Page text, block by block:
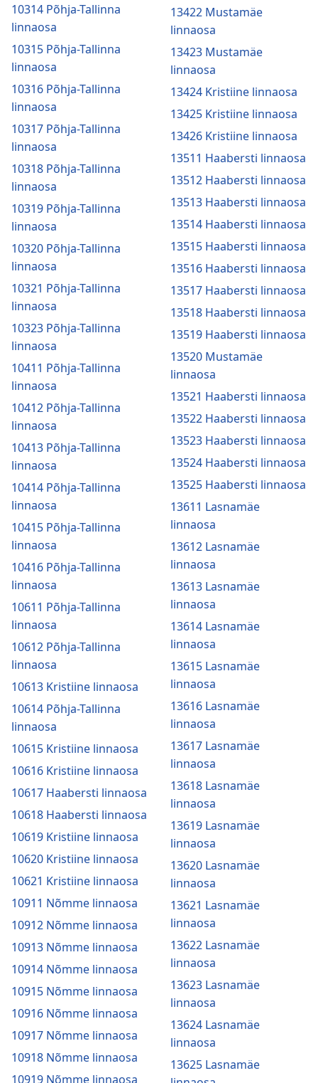
10314 Põhja-Tallinna
linnaosa
10315 Põhja-Tallinna
linnaosa
10316 Põhja-Tallinna
linnaosa
10317 Põhja-Tallinna
linnaosa
10318 Põhja-Tallinna
linnaosa
10319 Põhja-Tallinna
linnaosa
10320 Põhja-Tallinna
linnaosa
10321 Põhja-Tallinna
linnaosa
10323 Põhja-Tallinna
linnaosa
10411 Põhja-Tallinna
linnaosa
10412 Põhja-Tallinna
linnaosa
10413 Põhja-Tallinna
linnaosa
10414 Põhja-Tallinna
linnaosa
10415 Põhja-Tallinna
linnaosa
10416 Põhja-Tallinna
linnaosa
10611 Põhja-Tallinna
linnaosa
10612 Põhja-Tallinna
linnaosa
10613 Kristiine linnaosa
10614 Põhja-Tallinna
linnaosa
10615 Kristiine linnaosa
10616 Kristiine linnaosa
10617 Haabersti linnaosa
10618 Haabersti linnaosa
10619 Kristiine linnaosa
10620 Kristiine linnaosa
10621 Kristiine linnaosa
10911 Nõmme linnaosa
10912 Nõmme linnaosa
10913 Nõmme linnaosa
10914 Nõmme linnaosa
10915 Nõmme linnaosa
10916 Nõmme linnaosa
10917 Nõmme linnaosa
10918 Nõmme linnaosa
10919 Nõmme linnaosa
13422 Mustamäe
linnaosa
13423 Mustamäe
linnaosa
13424 Kristiine linnaosa
13425 Kristiine linnaosa
13426 Kristiine linnaosa
13511 Haabersti linnaosa
13512 Haabersti linnaosa
13513 Haabersti linnaosa
13514 Haabersti linnaosa
13515 Haabersti linnaosa
13516 Haabersti linnaosa
13517 Haabersti linnaosa
13518 Haabersti linnaosa
13519 Haabersti linnaosa
13520 Mustamäe
linnaosa
13521 Haabersti linnaosa
13522 Haabersti linnaosa
13523 Haabersti linnaosa
13524 Haabersti linnaosa
13525 Haabersti linnaosa
13611 Lasnamäe
linnaosa
13612 Lasnamäe
linnaosa
13613 Lasnamäe
linnaosa
13614 Lasnamäe
linnaosa
13615 Lasnamäe
linnaosa
13616 Lasnamäe
linnaosa
13617 Lasnamäe
linnaosa
13618 Lasnamäe
linnaosa
13619 Lasnamäe
linnaosa
13620 Lasnamäe
linnaosa
13621 Lasnamäe
linnaosa
13622 Lasnamäe
linnaosa
13623 Lasnamäe
linnaosa
13624 Lasnamäe
linnaosa
13625 Lasnamäe